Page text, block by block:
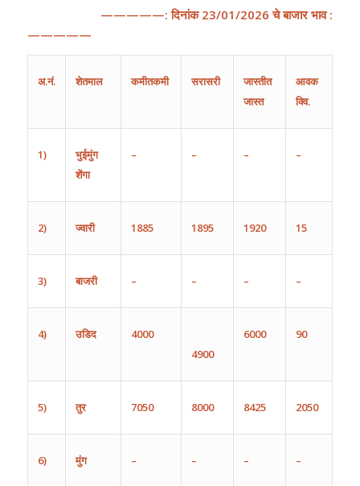
—————:दिनांक 23/01/2026 चे बाजार भाव:
—————
अ.नं. शेतमाल कमीतकमी सरासरी
जास्तीत
जास्त
आवक
क्वि.
1)
भुईमुंग
शेंगा
– – – –
2) ज्वारी 1885 1895 1920 15
3) बाजरी – – – –
4) उडिद
4000
4900
6000 90
5) तुर 7050 8000 8425 2050
6) मुंग – – – –